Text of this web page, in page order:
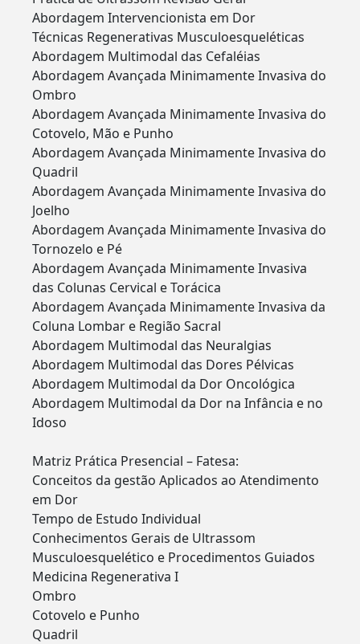
Abordagem Intervencionista em Dor
Técnicas Regenerativas Musculoesqueléticas
Abordagem Multimodal das Cefaléias
Abordagem Avançada Minimamente Invasiva do
Ombro
Abordagem Avançada Minimamente Invasiva do
Cotovelo, Mão e Punho
Abordagem Avançada Minimamente Invasiva do
Quadril
Abordagem Avançada Minimamente Invasiva do
Joelho
Abordagem Avançada Minimamente Invasiva do
Tornozelo e Pé
Abordagem Avançada Minimamente Invasiva
das Colunas Cervical e Torácica
Abordagem Avançada Minimamente Invasiva da
Coluna Lombar e Região Sacral
Abordagem Multimodal das Neuralgias
Abordagem Multimodal das Dores Pélvicas
Abordagem Multimodal da Dor Oncológica
Abordagem Multimodal da Dor na Infância e no
Idoso
Matriz Prática Presencial – Fatesa:
Conceitos da gestão Aplicados ao Atendimento
em Dor
Tempo de Estudo Individual
Conhecimentos Gerais de Ultrassom
Musculoesquelético e Procedimentos Guiados
Medicina Regenerativa I
Ombro
Cotovelo e Punho
Quadril